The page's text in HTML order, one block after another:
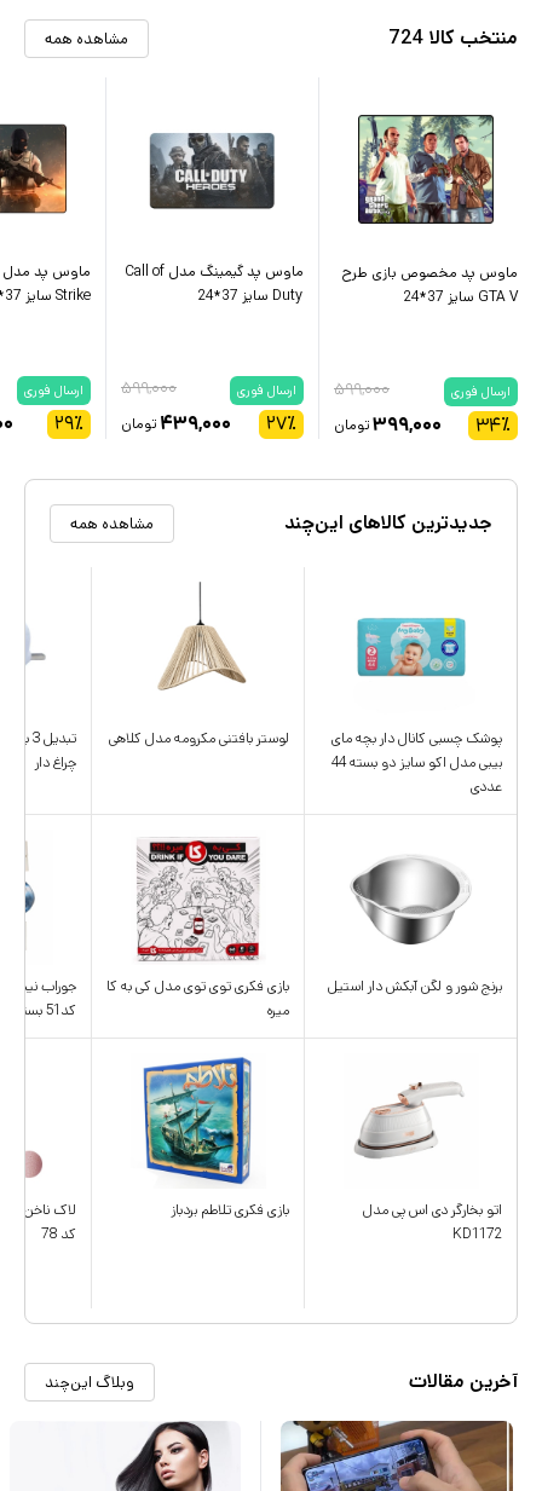
منتخب کالا 724 مشاهده همه
ماوس پد مخصوص بازی طرح
GTA V سایز 37*24
ارسال فوری
۳۴٪
۵۹۹,۰۰۰
۳۹۹,۰۰۰تومان
ماوس پد گیمینگ مدل Call of
Duty سایز 37*24
ارسال فوری
۲۷٪
۵۹۹,۰۰۰
۴۳۹,۰۰۰ تومان
Strike سایز 37*24 سانتی متر
ارسال فوری
۲۹٪
جدیدترین کالاهای این‌چند مشاهده همه
پوشک چسبی کانال دار بچه مای
بیبی مدل اکو سایز دو بسته 44
عددی
لوستر بافتنی مکرومه مدل کلاهی
چراغ دار
برنج شور و لگن آبکش دار استیل
بازی فکری توی توی مدل کی به کا
میره
جوراب نیم
کد51 بسته 3 عددی
اتو بخارگر دی اس پی مدل
KD1172
بازی فکری تلاطم بردباز
لاک ناخن
کد 78
آخرین مقالات وبلاگ این‌چند